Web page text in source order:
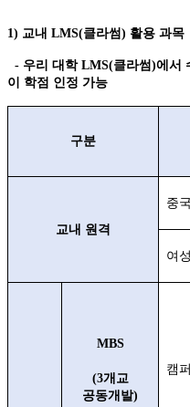
1) 교내 LMS(클라썸 ) 활용 과목
- 우리 대학 LMS(클라썸 )에서
이 학점 인정 가능
구분
교내 원격
중
여
MBS
(3개교
공동개발)
캠